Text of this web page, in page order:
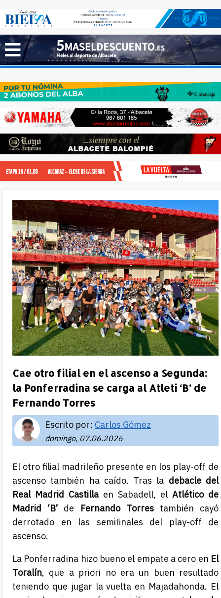
Cae otro filial en el ascenso a Segunda:
la Ponferradina se carga al Atleti ‘B’ de
Fernando Torres
Escrito por: Carlos Gómez
domingo, 07.06.2026
El otro filial madrileño presente en los play-off de
ascenso también ha caído. Tras la debacle del
Real Madrid Castillaen Sabadell, el Atlético de
Madrid ‘B’ de Fernando Torrestambién cayó
derrotado en las semifinales del play-off de
ascenso.
La Ponferradina hizo bueno el empate a cero en El
Toralín, que a priori no era un buen resultado
teniendo que jugar la vuelta en Majadahonda. El